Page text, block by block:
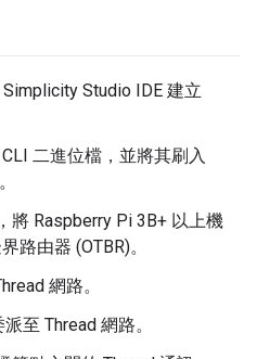
Studio IDE 建立
二進位檔，並將其刷入
將 Raspberry Pi 3B+ 以上機
路由器 (OTBR)。
網路。
至 Thread 網路。